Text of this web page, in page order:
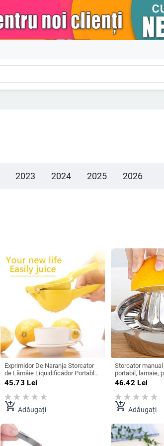
2023 2024 2025 2026
Exprimidor De Naranja Storcator
de Lămâie Liquidificador Portable
Limon Espremedor Laranja Prensa
Blender
45.73 Lei
add_shopping_cart Adăugați
Storcator
portabil, lamaie,
accesorii de
presat manual
46.42 Lei
add_shopping_cart Adăugați